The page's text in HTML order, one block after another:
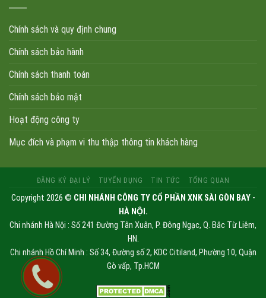
Chính sách và quy định chung
Chính sách bảo hành
Chính sách thanh toán
Chính sách bảo mật
Hoạt động công ty
Mục đích và phạm vi thu thập thông tin khách hàng
ĐĂNG KÝ ĐẠI LÝ TUYỂN DỤNG TIN TỨC TỔNG QUAN
Copyright 2026 © CHI NHÁNH CÔNG TY CỔ PHẦN XNK SÀI GÒN BAY -
HÀ NỘI.
Chi nhánh Hà Nội : Số 241 Đường Tân Xuân, P. Đông Ngạc, Q. Bắc Từ Liêm,
HN.
Chi nhánh Hồ Chí Minh : Số 34, Đường số 2, KDC Citiland, Phường 10, Quận
Gò vấp, Tp.HCM